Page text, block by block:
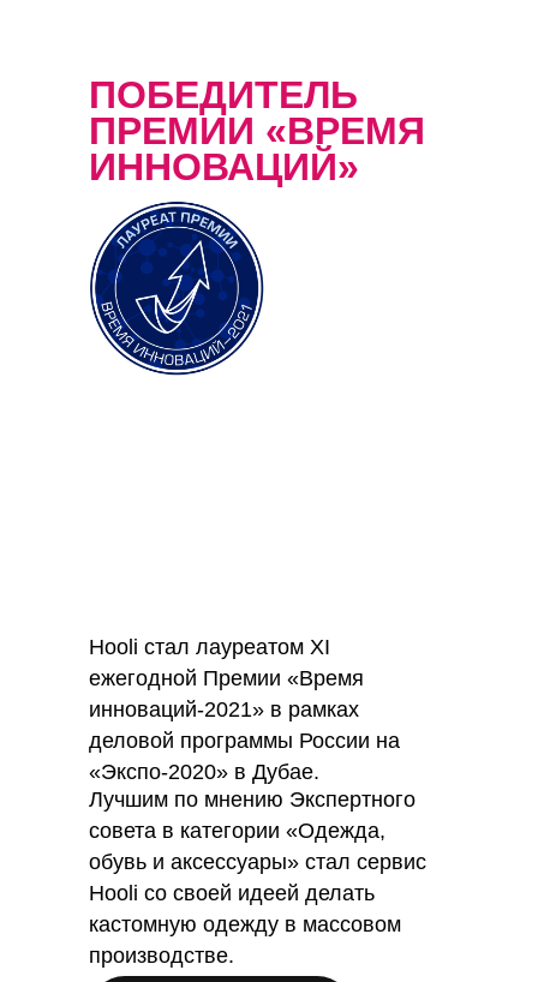
ПОБЕДИТЕЛЬ
ПРЕМИИ «ВРЕМЯ
ИННОВАЦИЙ»
Hooli стал лауреатом XI
ежегодной Премии «Время
инноваций-2021» в рамках
деловой программы России на
«Экспо-2020» в Дубае.
Лучшим по мнению Экспертного
совета в категории «Одежда,
обувь и аксессуары» стал сервис
Hooli со своей идеей делать
кастомную одежду в массовом
производстве.